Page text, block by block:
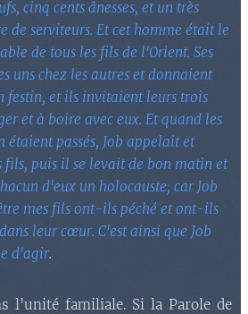
cinq cents ânesses, et un très
de serviteurs. Et cet homme était le
de tous les fils de l'Orient. Ses
uns chez les autres et donnaient
festin, et ils invitaient leurs trois
et à boire avec eux. Et quand les
étaient passés, Job appelait et
fils, puis il se levait de bon matin et
d'eux un holocauste; car Job
mes fils ont-ils péché et ont-ils
leur cœur. C'est ainsi que Job
d'agir.
l'unité familiale. Si la Parole de